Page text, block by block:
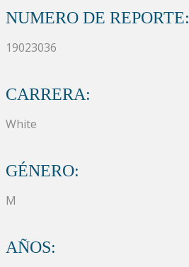
NUMERO DE REPORTE:
19023036
CARRERA:
White
GÉNERO:
M
AÑOS: